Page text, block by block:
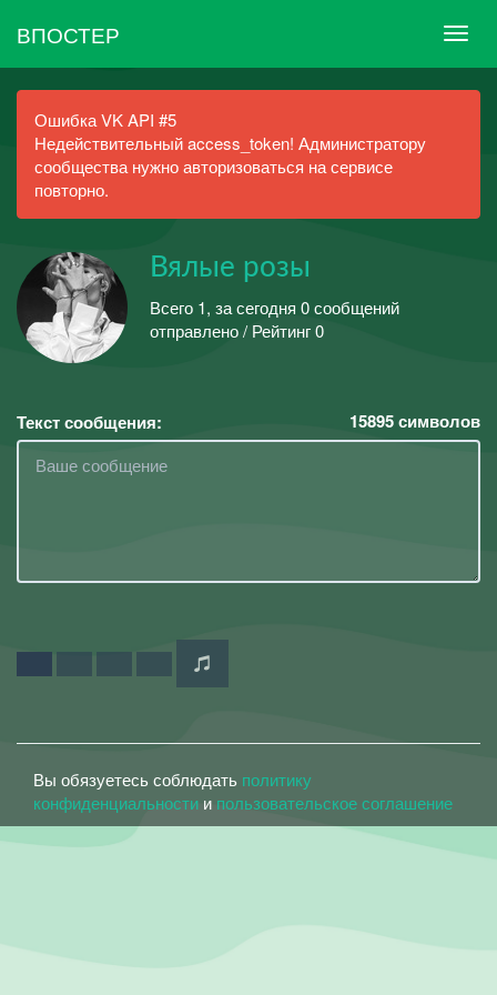
ВПОСТЕР
Ошибка VK API #5
Недействительный access_token! Администратору
сообщества нужно авторизоваться на сервисе
повторно.
Вялые розы
Всего 1, за сегодня 0 сообщений
отправлено / Рейтинг 0
Текст сообщения: 15895символов
Вы обязуетесь соблюдать политику
конфиденциальности и пользовательское соглашение